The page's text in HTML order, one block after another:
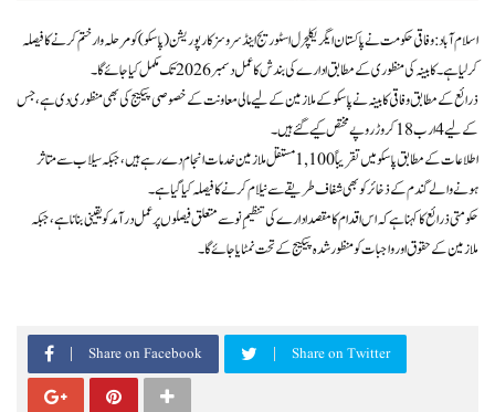
اسلام آباد: وفاقی حکومت نے پاکستان ایگریکلچرل اسٹوریج اینڈ سروسز کارپوریشن (پاسکو) کو مرحلہ وار ختم کرنے کا فیصلہ
کر لیا ہے۔ کابینہ کی منظوری کے مطابق ادارے کی بندش کا عمل دسمبر 2026 تک مکمل کیا جائے گا۔
ذرائع کے مطابق وفاقی کابینہ نے پاسکو کے ملازمین کے لیے مالی معاونت کے خصوصی پیکیج کی بھی منظوری دی ہے، جس
کے لیے 4 ارب 18 کروڑ روپے مختص کیے گئے ہیں۔
اطلاعات کے مطابق پاسکو میں تقریباً 1,100 مستقل ملازمین خدمات انجام دے رہے ہیں، جبکہ سیلاب سے متاثر
ہونے والے گندم کے ذخائر کو بھی شفاف طریقے سے نیلام کرنے کا فیصلہ کیا گیا ہے۔
حکومتی ذرائع کا کہنا ہے کہ اس اقدام کا مقصد ادارے کی تنظیمِ نو سے متعلق فیصلوں پر عمل درآمد کو یقینی بنانا ہے، جبکہ
ملازمین کے حقوق اور واجبات کو منظور شدہ پیکیج کے تحت نمٹایا جائے گا۔
Share on Facebook Share on Twitter